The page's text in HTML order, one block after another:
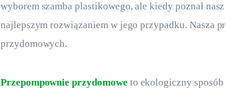
wyborem szamba plastikowego, ale kiedy poznał
najlepszym rozwiązaniem w jego przypadku. Nasza
przydomowych.
Przepompownie przydomowe to ekologiczny sposób